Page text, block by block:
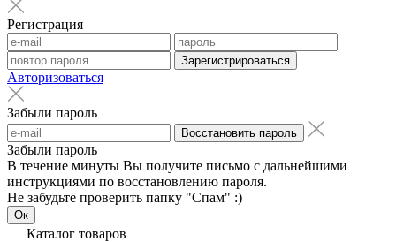
Регистрация
Зарегистрироваться
Авторизоваться
Забыли пароль
Восстановить пароль
Забыли пароль
В течение минуты Вы получите письмо с дальнейшими
инструкциями по восстановлению пароля.
Не забудьте проверить папку "Спам" :)
Ок
Каталог товаров